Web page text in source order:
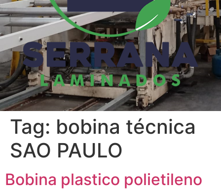
Tag: bobina técnica
SAO PAULO
Bobina plastico polietileno